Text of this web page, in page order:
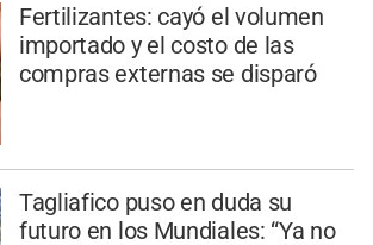
Fertilizantes: cayó el volumen
importado y el costo de las
compras externas se disparó
Tagliafico puso en duda su
futuro en los Mundiales: “Ya no